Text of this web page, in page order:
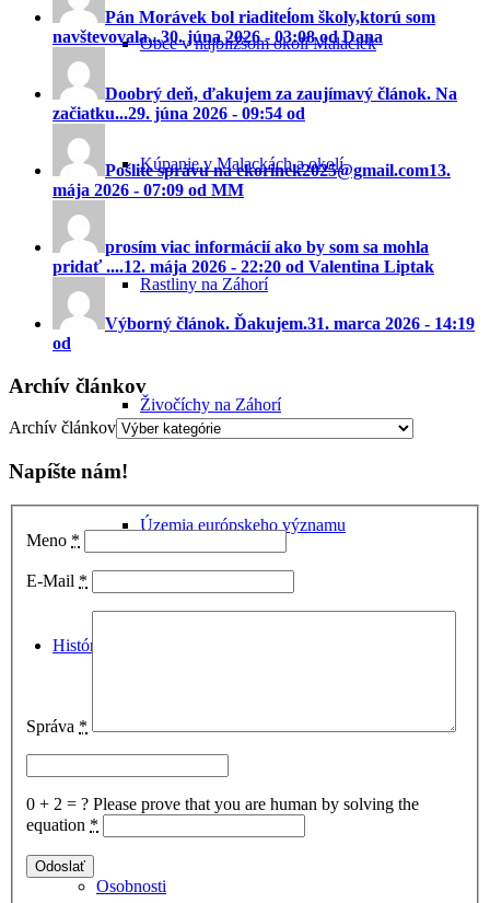
Obce v najbližšom okolí Malaciek
Kúpanie v Malackách a okolí
Rastliny na Záhorí
Živočíchy na Záhorí
Územia európskeho významu
História
Osobnosti
Pán Morávek bol riaditeĺom školy,ktorú som
navštevovala...30. júna 2026 - 03:08 od Dana
Doobrý deň, ďakujem za zaujímavý článok. Na
začiatku...29. júna 2026 - 09:54 od
Pošlite správu na ekorinek2025@gmail.com13.
mája 2026 - 07:09 od MM
prosím viac informácií ako by som sa mohla
pridať ....12. mája 2026 - 22:20 od Valentina Liptak
Výborný článok. Ďakujem.31. marca 2026 - 14:19
od
Archív článkov
Archív článkov
Napíšte nám!
Meno *
E-Mail *
Správa *
0 + 2 = ? Please prove that you are human by solving the
equation *